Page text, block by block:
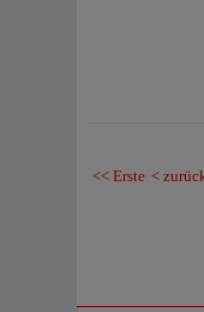
<< Erste <